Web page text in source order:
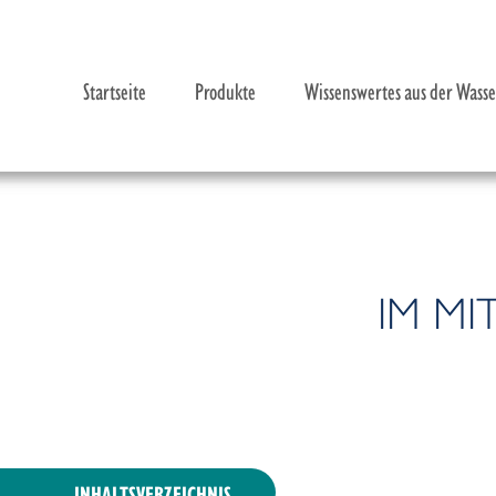
Startseite Produkte Wissenswertes aus der
Wassermangel – Die Grundstörung des
Hexagonwasser®
IM